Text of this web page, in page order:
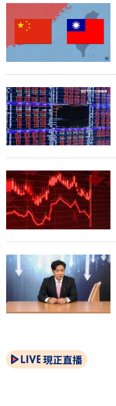
現正直播